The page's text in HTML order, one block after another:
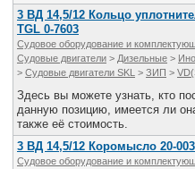
3 ВД 14,5/12 Кольцо
TGL 0-7603
Судовое оборудование и
Судовые двигатели > Дизельные >
> Судовые двигатели SKL > ЗИП >
Здесь вы можете узнать, кто
данную позицию, имеется ли
также её стоимость.
3 ВД 14,5/12 Коромысло 20-
Судовое оборудование и